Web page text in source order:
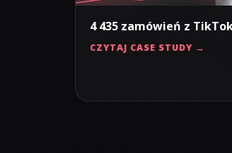
4 435 zamówień z
CZYTAJ CASE STUDY →